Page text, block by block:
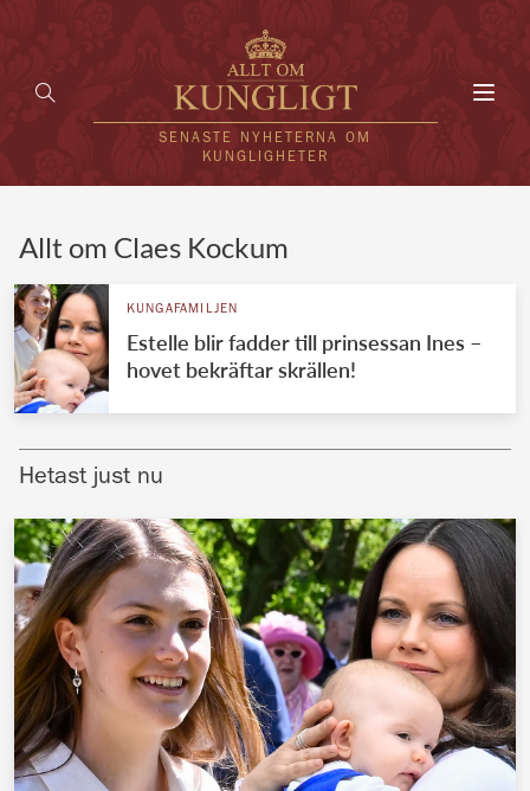
SENASTE NYHETERNA OM
KUNGLIGHETER
UTLÄNDSKT
VÄRLDENS KUNGAHUS
Brittiska kungahuset
Norska kungahuset
Danska kungahuset
Spanska kungahuset
Nederländska kungahuset
Belgiska kungahuset
Jordanska kungahuset
Allt om Claes Kockum
KUNGAFAMILJEN
Estelle blir fadder till prinsessan Ines –
hovet bekräftar skrällen!
Hetast just nu